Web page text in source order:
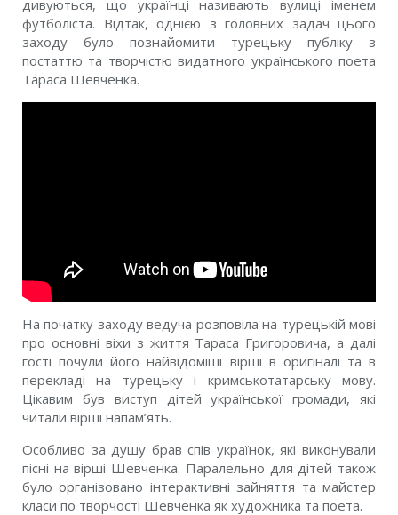
дивуються, що українці називають вулиці іменем
футболіста. Відтак, однією з головних задач цього
заходу було познайомити турецьку публіку з
постаттю та творчістю видатного українського поета
Тараса Шевченка.
На початку заходу ведуча розповіла на турецькій мові
про основні віхи з життя Тараса Григоровича, а далі
гості почули його найвідоміші вірші в оригіналі та в
перекладі на турецьку і кримськотатарську мову.
Цікавим був виступ дітей української громади, які
читали вірші напам’ять.
Особливо за душу брав спів українок, які виконували
пісні на вірші Шевченка. Паралельно для дітей також
було організовано інтерактивні зайняття та майстер
класи по творчості Шевченка як художника та поета.